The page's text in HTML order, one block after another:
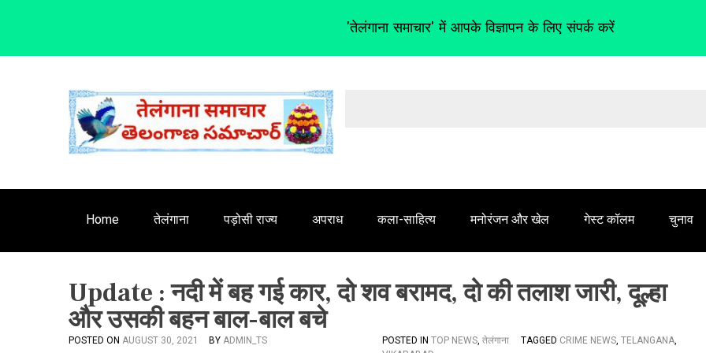
e
Home तेलंगाना पड़ोसी राज्य अपराध कला-साहित्य मनोरंजन और खेल गेस्ट कॉलम चुनाव
Update : नदी में बह गई कार, दो शव बरामद, दो की तलाश जारी, दूल्हा
और उसकी बहन बाल-बाल बचे
POSTED ON AUGUST 30, 2021 BY ADMIN_TS POSTED IN TOP NEWS, तेलंगाना TAGGED CRIME NEWS, TELANGANA,
'तेलंगाना समाचार' में आपके विज्ञापन के लिए संपर्क करें